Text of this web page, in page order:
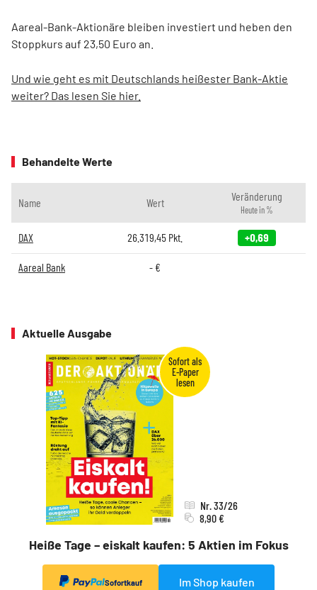
Aareal-Bank-Aktionäre bleiben investiert und heben den
Stoppkurs auf 23,50 Euro an.
Und wie geht es mit Deutschlands heißester Bank-Aktie
weiter? Das lesen Sie hier.
Behandelte Werte
Name Wert Veränderung
Heute in %
DAX 26.319,45 Pkt. +0,69
Aareal Bank - €
Aktuelle Ausgabe
Heiße Tage – eiskalt kaufen: 5 Aktien im Fokus
Nr. 33/26
8,90 €
Sofortkauf Im Shop kaufen